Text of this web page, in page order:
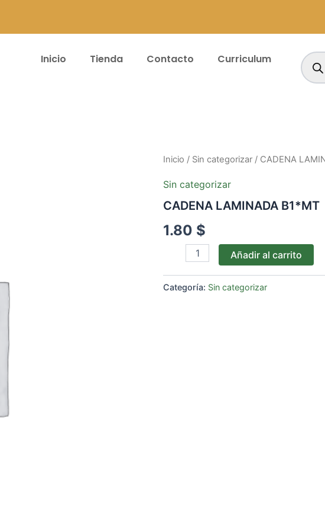
Inicio Tienda Contacto Curriculum
de
Inicio / Sin categorizar / CADENA
Sin categorizar
CADENA LAMINADA B1*MT
1.80 $
CADENA
B1*MT
Añadir al carrito
Categoría: Sin categorizar